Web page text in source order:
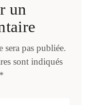
un
sera pas publiée.
sont indiqués
*